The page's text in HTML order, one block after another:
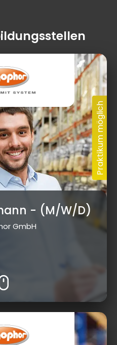
- (M/W/D)
GmbH